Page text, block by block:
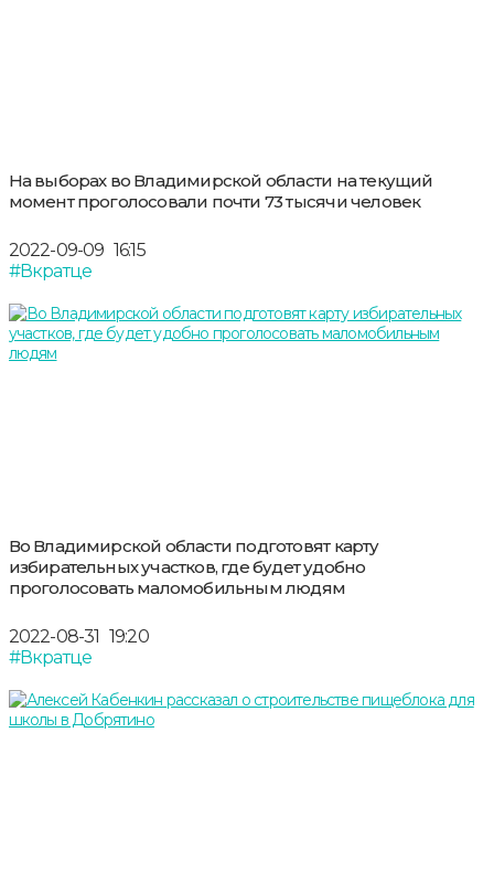
На выборах во Владимирской области на текущий
момент проголосовали почти 73 тысячи человек
2022-09-09 16:15
#Вкратце
Во Владимирской области подготовят карту
избирательных участков, где будет удобно
проголосовать маломобильным людям
2022-08-31 19:20
#Вкратце